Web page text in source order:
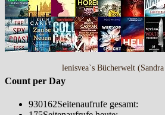
lenisvea`s Bücherwelt
Count per Day
930162Seitenaufrufe gesamt: